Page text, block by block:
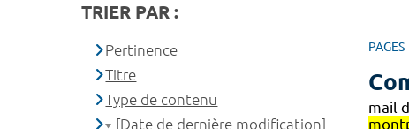
PAGES
mail
TRIER PAR :
Pertinence
Titre
Type de contenu
[Date de dernière modification]